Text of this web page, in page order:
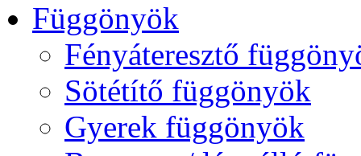
Függönyök
Fényáteresztő
Sötétítő függönyök
Gyerek függönyök